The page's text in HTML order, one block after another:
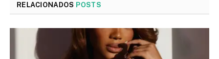
RELACIONADOS POSTS